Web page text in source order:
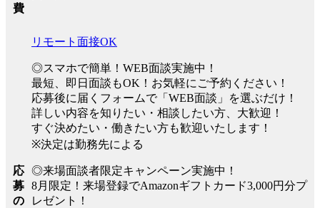
費
応
募
の
リモート面接OK
◎スマホで簡単！WEB面談実施中！
最短、即日面談もOK！お気軽にご予約ください！
応募後に届くフォームで「WEB面談」を選ぶだけ！
詳しい内容を知りたい・相談したい方、大歓迎！
すぐ決めたい・働きたい方も歓迎いたします！
※決定は勤務先による
◎来場面談者限定キャンペーン実施中！
8月限定！来場登録でAmazonギフトカード3,000円分プ
レゼント！